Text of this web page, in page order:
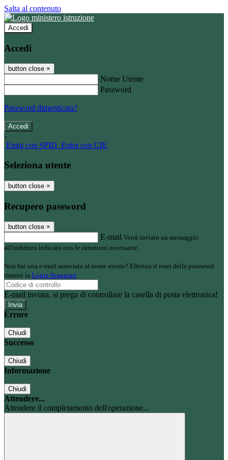
Salta al contenuto
Accedi
Accedi
button close ×
Nome Utente
Password
Password dimenticata?
-
Entra con SPID Entra con CIE
Seleziona utente
button close ×
Recupero password
button close ×
E-mail Verrà inviato un messaggio
all'indirizzo indicato con le istruzioni necessarie.
Non hai una e-mail associata al nome utente? Effettua il reset della password
tramite la Login Spaggiari
E-mail inviata, si prega di controllare la casella di posta elettronica!
Errore
Chiudi
Successo
Chiudi
Informazione
Chiudi
Attendere...
Attendere il completamento dell'operazione...